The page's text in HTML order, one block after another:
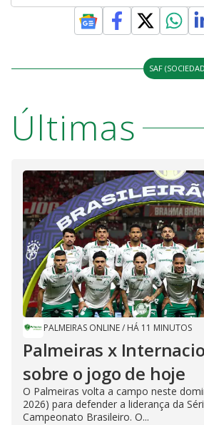
SAF
Últimas
PALMEIRAS ONLINE/ HÁ 11 MINUTOS
Palmeiras x
sobre o jogo de hoje
O Palmeiras volta a campo neste
2026) para defender a liderança da
Campeonato Brasileiro. O...